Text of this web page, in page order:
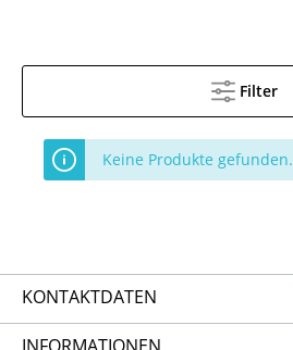
Filter
Keine Produkte gefunden.
KONTAKTDATEN